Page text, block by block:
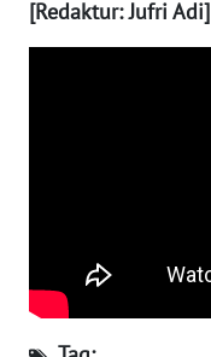
[Redaktur: Jufri Adi]
KALBAR
WN
KALTENG